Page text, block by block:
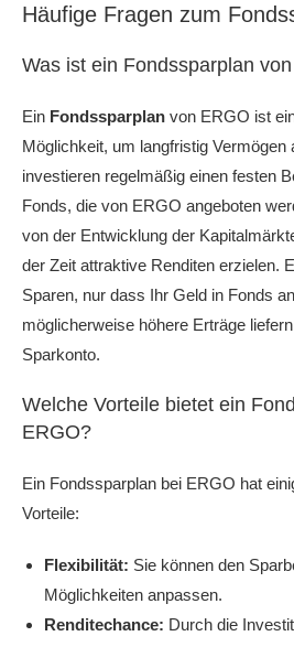
Häufige Fragen zum
Was ist ein Fondssparplan
Ein Fondssparplan von ERGO ist
Möglichkeit, um langfristig Vermögen
investieren regelmäßig einen festen
Fonds, die von ERGO angeboten
von der Entwicklung der
der Zeit attraktive Renditen erzielen.
Sparen, nur dass Ihr Geld in Fonds
möglicherweise höhere Erträge
Sparkonto.
Welche Vorteile bietet ein
ERGO?
Ein Fondssparplan bei ERGO hat
Vorteile:
Flexibilität: Sie können den
Möglichkeiten anpassen.
Renditechance: Durch die